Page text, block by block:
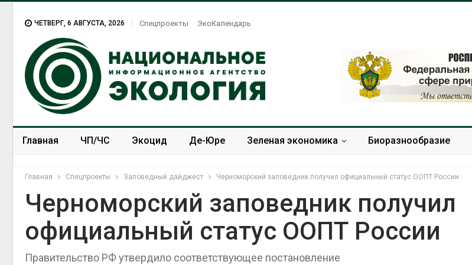
ЧЕТВЕРГ, 6 АВГУСТА, 2026 Спецпроекты ЭкоКалендарь
Главная ЧП/ЧС Экоцид Де-Юре Зеленая экономика Биоразнообразие
Главная Спецпроекты Заповедный дайджест Черноморский заповедник получил официальный статус ООПТ России
Черноморский заповедник получил
официальный статус ООПТ России
Правительство РФ утвердило соответствующее постановление
Минприроды утвердило
единую систему
нагрузки на Байкал